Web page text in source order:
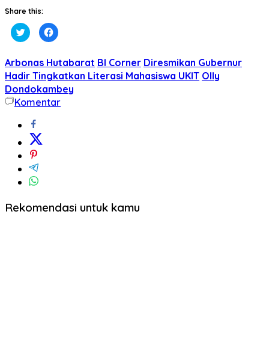
Share this:
Klik
untuk
berbagi
Twitter(Membuka
di
jendela
yang
baru)
Klik
untuk
Facebook(Membuka
di
jendela
yang
baru)
Arbonas Hutabarat BI Corner Diresmikan Gubernur
Hadir Tingkatkan Literasi Mahasiswa UKIT Olly
Dondokambey
Komentar
Rekomendasi untuk kamu